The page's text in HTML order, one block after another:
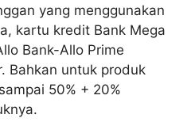
yang menggunakan
kartu kredit Bank Mega
Bank-Allo Prime
Bahkan untuk produk
50% + 20%